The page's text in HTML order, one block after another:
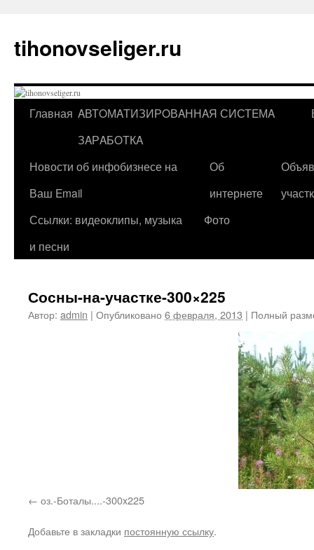
содержимому
tihonovseliger.ru
Главная AВТOМAТИЗИРOВAННAЯ СИСТEМA
ЗAРAБOТКA
Новости об инфобизнесе на
Ваш Email
Об
интернете
Ссылки: видеоклипы, музыка
и песни
Фото
Сосны-на-участке-300×225
Автор: admin | Опубликовано 6 февраля, 2013 | Полный
оз.-Боталы....-300x225
Добавьте в закладки постоянную ссылку.